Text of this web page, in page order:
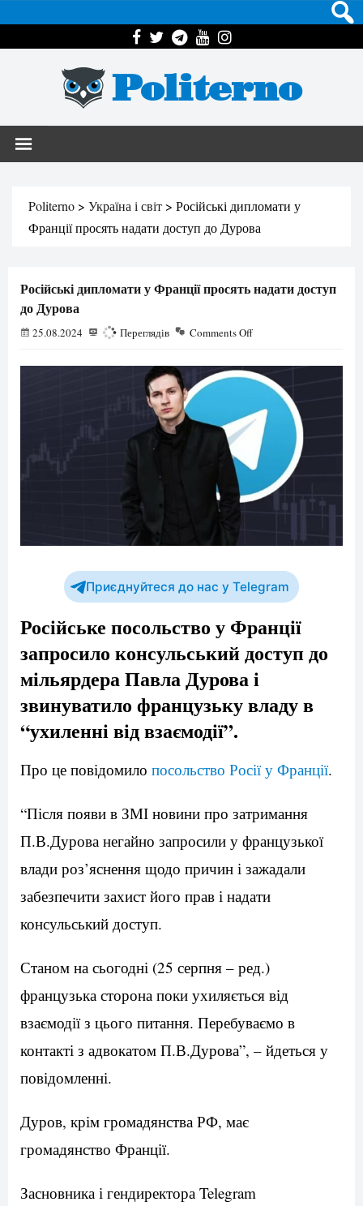
Politerno
Politerno > Україна і світ > Російські дипломати у
Франції просять надати доступ до Дурова
Російські дипломати у Франції просять надати доступ
до Дурова
25.08.2024 789 Переглядів Comments Off
Приєднуйтеся до нас у Telegram
Російське посольство у Франції
запросило консульський доступ до
мільярдера Павла Дурова і
звинуватило французьку владу в
“ухиленні від взаємодії”.
Про це повідомило посольство Росії у Франції.
“Після появи в ЗМІ новини про затримання
П.В.Дурова негайно запросили у французької
влади роз’яснення щодо причин і зажадали
забезпечити захист його прав і надати
консульський доступ.
Станом на сьогодні (25 серпня – ред.)
французька сторона поки ухиляється від
взаємодії з цього питання. Перебуваємо в
контакті з адвокатом П.В.Дурова”, – йдеться у
повідомленні.
Дуров, крім громадянства РФ, має
громадянство Франції.
Засновника і гендиректора Telegram